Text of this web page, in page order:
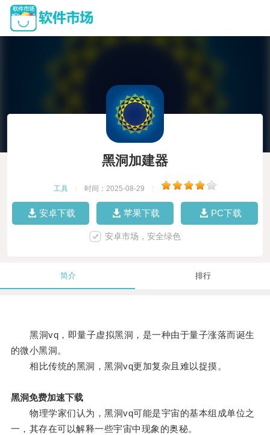
黑洞加建器
工具 时间：2025-08-29
安卓下载 苹果下载 PC下载
安卓市场，安全绿色
简介 排行
黑洞vq，即量子虚拟黑洞，是一种由于量子涨落而诞生
的微小黑洞。
相比传统的黑洞，黑洞vq更加复杂且难以捉摸。
黑洞免费加速下载
物理学家们认为，黑洞vq可能是宇宙的基本组成单位之
一，其存在可以解释一些宇宙中现象的奥秘。